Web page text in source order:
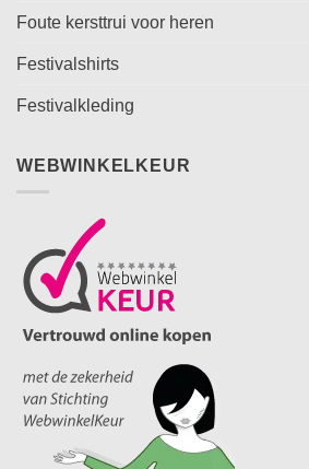
Foute kersttrui voor heren
Festivalshirts
Festivalkleding
WEBWINKELKEUR